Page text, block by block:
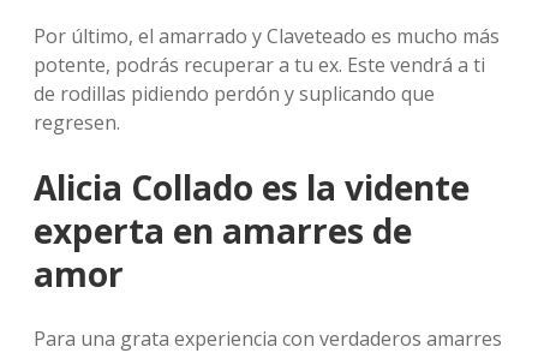
Por último, el amarrado y Claveteado es mucho más
potente, podrás recuperar a tu ex. Este vendrá a ti
de rodillas pidiendo perdón y suplicando que
regresen.
Alicia Collado es la vidente
experta en amarres de
amor
Para una grata experiencia con verdaderos amarres